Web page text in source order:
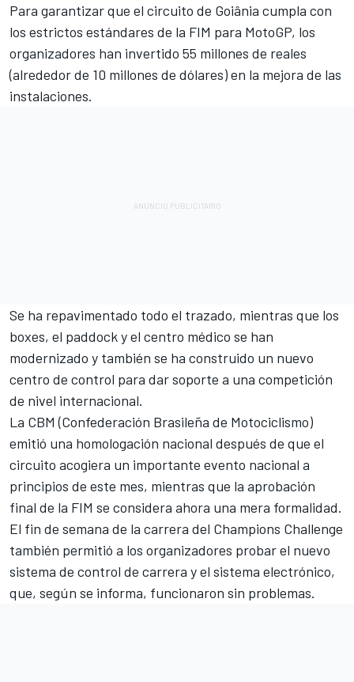
Para garantizar que el circuito de Goiânia cumpla con
los estrictos estándares de la FIM para MotoGP, los
organizadores han invertido 55 millones de reales
(alrededor de 10 millones de dólares) en la mejora de las
instalaciones.
Se ha repavimentado todo el trazado, mientras que los
boxes, el paddock y el centro médico se han
modernizado y también se ha construido un nuevo
centro de control para dar soporte a una competición
de nivel internacional.
La CBM (Confederación Brasileña de Motociclismo)
emitió una homologación nacional después de que el
circuito acogiera un importante evento nacional a
principios de este mes, mientras que la aprobación
final de la FIM se considera ahora una mera formalidad.
El fin de semana de la carrera del Champions Challenge
también permitió a los organizadores probar el nuevo
sistema de control de carrera y el sistema electrónico,
que, según se informa, funcionaron sin problemas.